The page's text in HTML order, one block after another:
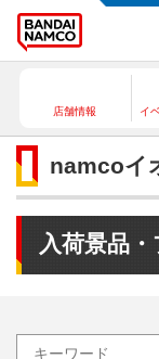
店舗情報 イ
namcoイ
入荷景品